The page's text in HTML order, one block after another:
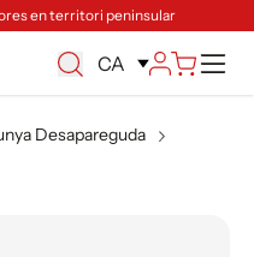
en territori peninsular
CA
Desapareguda